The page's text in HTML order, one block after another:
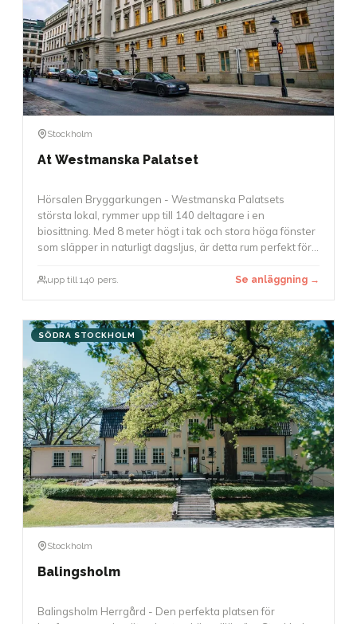
Stockholm
At Westmanska Palatset
Hörsalen Bryggarkungen - Westmanska Palatsets
största lokal, rymmer upp till 140 deltagare i en
biosittning. Med 8 meter högt i tak och stora höga fönster
som släpper in naturligt dagsljus, är detta rum perfekt för
paneldebatter. Den exceptionella akustiken möjliggör
upp till 140 pers. Se anläggning →
SÖDRA STOCKHOLM
Stockholm
Balingsholm
Balingsholm Herrgård - Den perfekta platsen för